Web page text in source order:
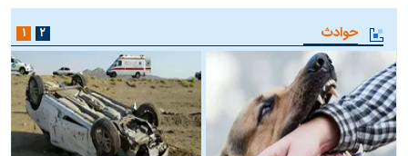
حوادث ۱ ۲